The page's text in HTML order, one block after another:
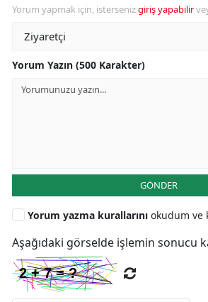
Yorum yapmak için, istersenizgiriş yapabilir
Yorum Yazın (500 Karakter)
GÖNDER
Yorum yazma kurallarını okudum ve
Aşağıdaki görselde işlemin sonucu